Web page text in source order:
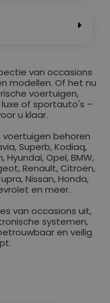
van occasions
modellen. Of het nu
voertuigen,
of sportauto's –
u klaar.
behoren
Superb, Kodiaq,
Opel, BMW,
Renault, Citroën,
Nissan, Honda,
en meer.
van occasions uit,
systemen,
en veilig